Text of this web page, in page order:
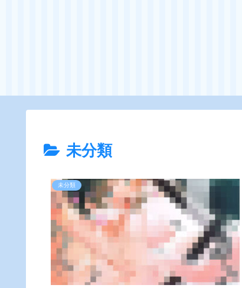
未分類
未分類